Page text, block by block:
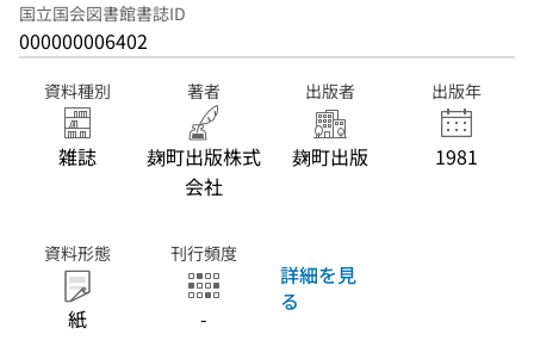
国立国会図書館書誌ID
000000006402
資料種別
雑誌
著者
麹町出版株式
会社
出版者
麹町出版
出版年
1981
資料形態
紙
刊行頻度
-
詳細を見
る